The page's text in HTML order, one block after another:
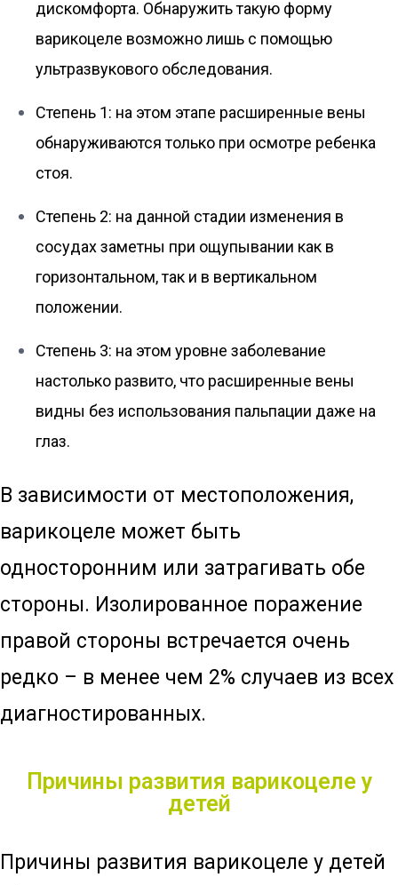
дискомфорта. Обнаружить такую форму
варикоцеле возможно лишь с помощью
ультразвукового обследования.
Степень 1: на этом этапе расширенные вены
обнаруживаются только при осмотре ребенка
стоя.
Степень 2: на данной стадии изменения в
сосудах заметны при ощупывании как в
горизонтальном, так и в вертикальном
положении.
Степень 3: на этом уровне заболевание
настолько развито, что расширенные вены
видны без использования пальпации даже на
глаз.
В зависимости от местоположения,
варикоцеле может быть
односторонним или затрагивать обе
стороны. Изолированное поражение
правой стороны встречается очень
редко – в менее чем 2% случаев из всех
диагностированных.
Причины развития варикоцеле у
детей
Причины развития варикоцеле у детей